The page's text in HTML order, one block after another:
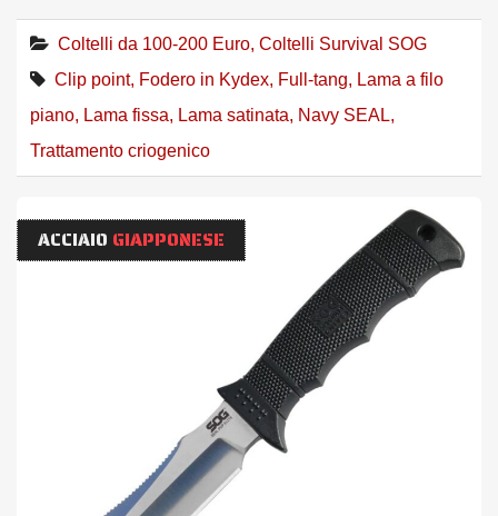
Coltelli da 100-200 Euro, Coltelli Survival SOG
Clip point, Fodero in Kydex, Full-tang, Lama a filo
piano, Lama fissa, Lama satinata, Navy SEAL,
Trattamento criogenico
ACCIAIO GIAPPONESE